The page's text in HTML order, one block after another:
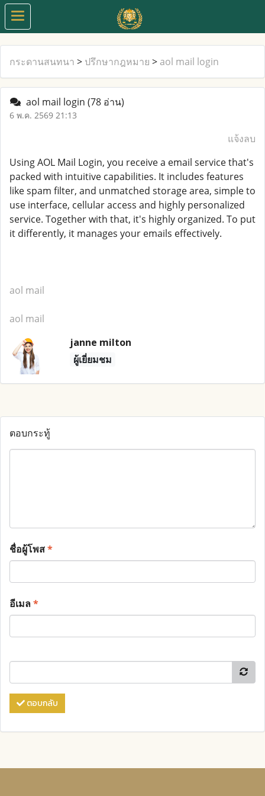
กระดานสนทนา > ปรึกษากฎหมาย > aol mail login
aol mail login (78 อ่าน)
6 พ.ค. 2569 21:13
แจ้งลบ
Using AOL Mail Login, you receive a email service that's
packed with intuitive capabilities. It includes features
like spam filter, and unmatched storage area, simple to
use interface, cellular access and highly personalized
service. Together with that, it's highly organized. To put
it differently, it manages your emails effectively.
aol mail
aol mail
janne milton
ผู้เยี่ยมชม
ตอบกระทู้
ชื่อผู้โพส*
อีเมล*
ตอบกลับ